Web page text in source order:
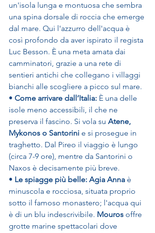
un'isola lunga e montuosa che sembra
una spina dorsale di roccia che emerge
dal mare. Qui l'azzurro dell'acqua è
così profondo da aver ispirato il regista
Luc Besson. È una meta amata dai
camminatori, grazie a una rete di
sentieri antichi che collegano i villaggi
bianchi alle scogliere a picco sul mare.
• Come arrivare dall’Italia: È una delle
isole meno accessibili, il che ne
preserva il fascino. Si vola su Atene,
Mykonos o Santorini e si prosegue in
traghetto. Dal Pireo il viaggio è lungo
(circa 7-9 ore), mentre da Santorini o
Naxos è decisamente più breve.
• Le spiagge più belle: Agia Anna è
minuscola e rocciosa, situata proprio
sotto il famoso monastero; l'acqua qui
è di un blu indescrivibile. Mouros offre
grotte marine spettacolari dove